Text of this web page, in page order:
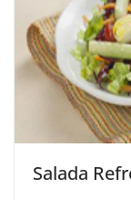
Salada